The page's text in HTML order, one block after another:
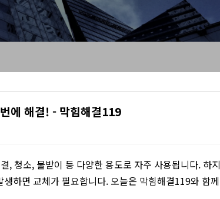
전 작업
작업
에 해결! - 막힘해결119
, 청소, 물받이 등 다양한 용도로 자주 사용됩니다. 하
하면 교체가 필요합니다. 오늘은 막힘해결119와 함